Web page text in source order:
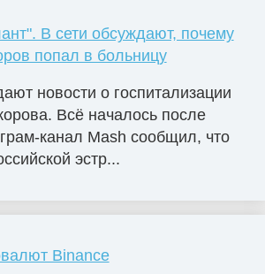
В сети обсуждают, почему
попал в больницу
новости о госпитализации
Всё началось после
канал Mash сообщил, что
эстр...
Binance